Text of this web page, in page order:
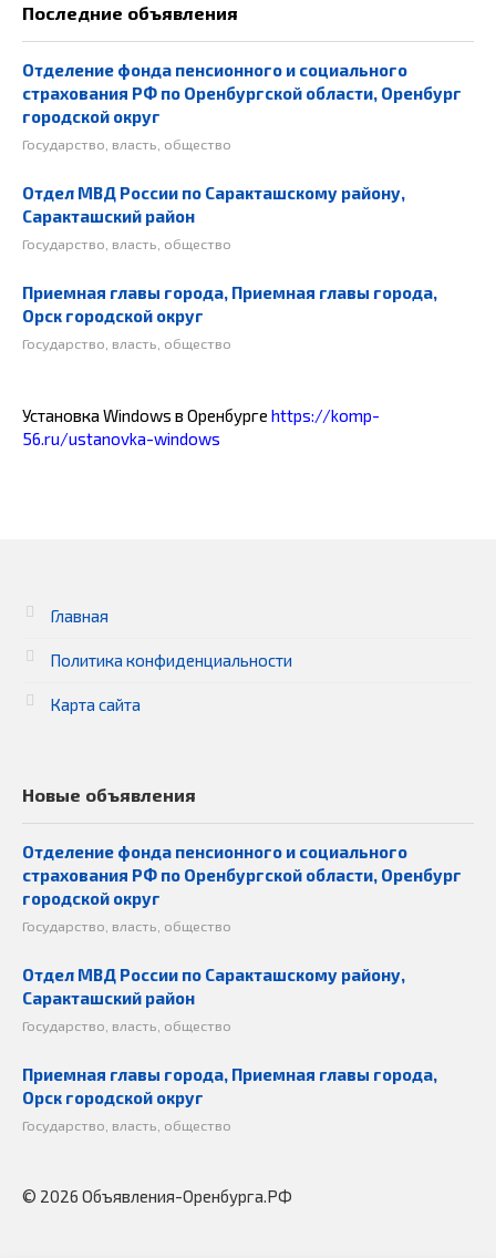
Последние объявления
Отделение фонда пенсионного и социального
страхования РФ по Оренбургской области, Оренбург
городской округ
Государство, власть, общество
Отдел МВД России по Саракташскому району,
Саракташский район
Государство, власть, общество
Приемная главы города, Приемная главы города,
Орск городской округ
Государство, власть, общество
Установка Windows в Оренбурге https://komp-
56.ru/ustanovka-windows
Главная
Политика конфиденциальности
Карта сайта
Новые объявления
Отделение фонда пенсионного и социального
страхования РФ по Оренбургской области, Оренбург
городской округ
Государство, власть, общество
Отдел МВД России по Саракташскому району,
Саракташский район
Государство, власть, общество
Приемная главы города, Приемная главы города,
Орск городской округ
Государство, власть, общество
© 2026 Объявления-Оренбурга.РФ